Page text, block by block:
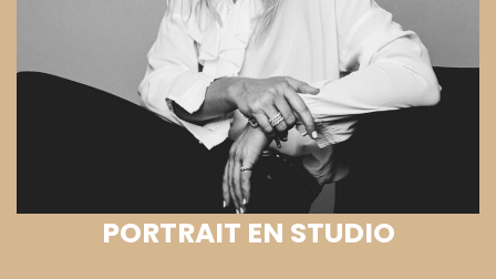
PORTRAIT EN STUDIO